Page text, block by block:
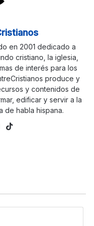
en 2001 dedicado a
cristiano, la iglesia,
de interés para los
produce y
y contenidos de
edificar y servir a la
de habla hispana.
Instagram